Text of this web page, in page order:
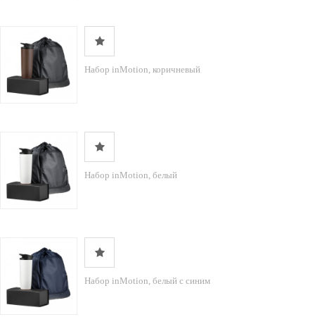
Набор inMotion, коричневый
Набор inMotion, белый
Набор inMotion, белый с синим